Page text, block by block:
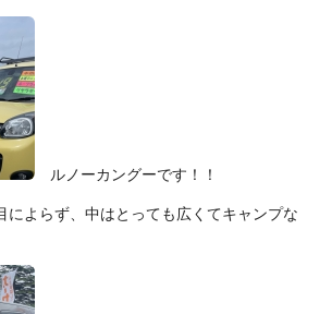
ルノーカングーです！！
によらず、中はとっても広くてキャンプな